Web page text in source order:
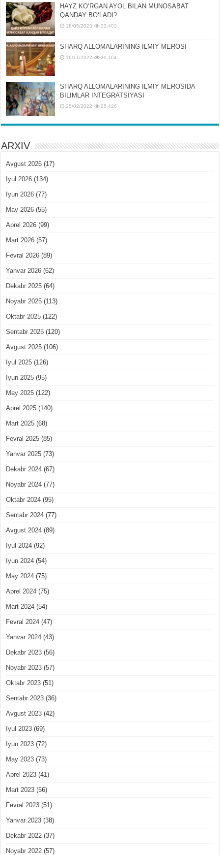
HAYZ KOʻRGAN AYOL BILAN MUNOSABAT
QANDAY BOʻLADI?
18/05/2023 33,403
SHARQ ALLOMALARINING ILMIY MEROSI
16/11/2022 30,164
SHARQ ALLOMALARINING ILMIY MЕROSIDA
BILIMLAR INTЕGRATSIYASI
25/02/2022 25,426
ARXIV
Avgust 2026 (17)
Iyul 2026 (134)
Iyun 2026 (77)
May 2026 (55)
Aprel 2026 (99)
Mart 2026 (57)
Fevral 2026 (89)
Yanvar 2026 (62)
Dekabr 2025 (64)
Noyabr 2025 (113)
Oktabr 2025 (122)
Sentabr 2025 (120)
Avgust 2025 (106)
Iyul 2025 (126)
Iyun 2025 (95)
May 2025 (122)
Aprel 2025 (140)
Mart 2025 (68)
Fevral 2025 (85)
Yanvar 2025 (73)
Dekabr 2024 (67)
Noyabr 2024 (77)
Oktabr 2024 (95)
Sentabr 2024 (77)
Avgust 2024 (89)
Iyul 2024 (92)
Iyun 2024 (54)
May 2024 (75)
Aprel 2024 (75)
Mart 2024 (54)
Fevral 2024 (47)
Yanvar 2024 (43)
Dekabr 2023 (56)
Noyabr 2023 (57)
Oktabr 2023 (51)
Sentabr 2023 (36)
Avgust 2023 (42)
Iyul 2023 (69)
Iyun 2023 (72)
May 2023 (73)
Aprel 2023 (41)
Mart 2023 (56)
Fevral 2023 (51)
Yanvar 2023 (38)
Dekabr 2022 (37)
Noyabr 2022 (57)